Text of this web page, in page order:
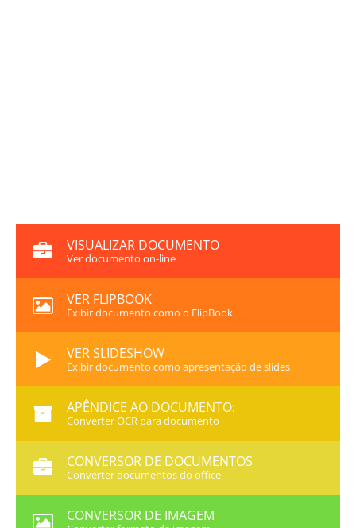
VISUALIZAR DOCUMENTO
Ver documento on-line
VER FLIPBOOK
Exibir documento como o FlipBook
VER SLIDESHOW
Exibir documento como apresentação de slides
APÊNDICE AO DOCUMENTO:
Converter OCR para documento
CONVERSOR DE DOCUMENTOS
Converter documentos do office
CONVERSOR DE IMAGEM